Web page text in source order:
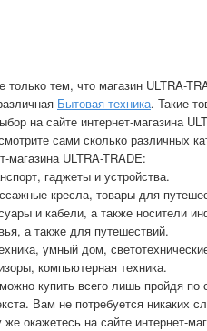
тем, что магазин ULTRA-
Бытовая техника. Такие
на сайте интернет-магазина
сами сколько различных
магазина ULTRA-TRADE:
гаджеты и устройства.
кресла, товары для
и кабели, а также носители
а также для путешествий.
умный дом,
компьютерная техника.
купить всего лишь пройдя
Вам не потребуется никаких
окажетесь на сайте интернет-